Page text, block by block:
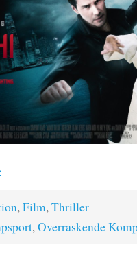
,Film,Thriller
,Overraskende